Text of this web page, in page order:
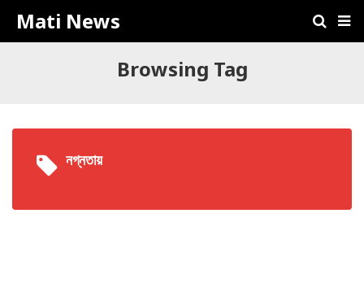
Mati News
Browsing Tag
নগ্নতায়